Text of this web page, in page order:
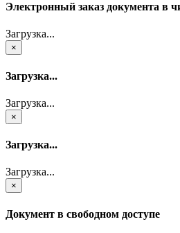
Электронный заказ документа в
Загрузка...
×
Загрузка...
Загрузка...
×
Загрузка...
Загрузка...
×
Документ в свободном доступе